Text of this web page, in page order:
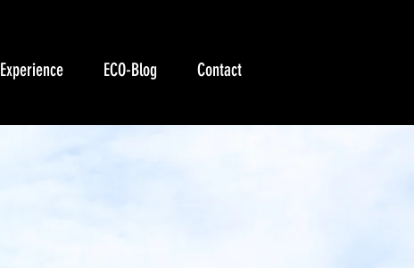
Experience ECO-Blog Contact